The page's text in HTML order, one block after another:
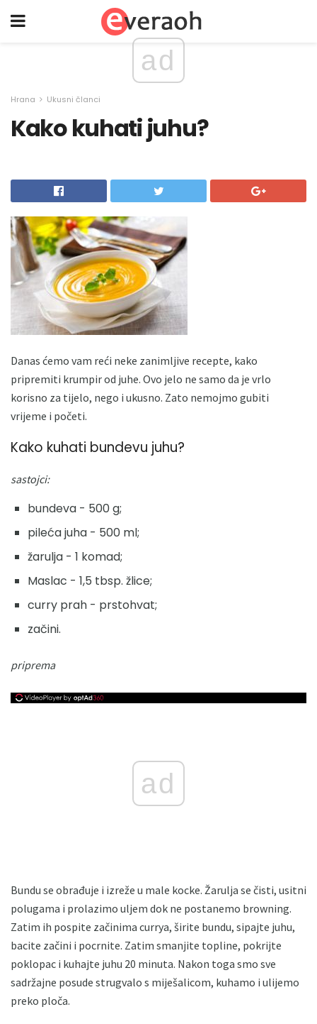
ad
Hrana Ukusni članci
Kako kuhati juhu?
Danas ćemo vam reći neke zanimljive recepte, kako
pripremiti krumpir od juhe. Ovo jelo ne samo da je vrlo
korisno za tijelo, nego i ukusno. Zato nemojmo gubiti
vrijeme i početi.
Kako kuhati bundevu juhu?
sastojci:
bundeva - 500 g;
pileća juha - 500 ml;
žarulja - 1 komad;
Maslac - 1,5 tbsp. žlice;
curry prah - prstohvat;
začini.
priprema
ad
Bundu se obrađuje i izreže u male kocke. Žarulja se čisti, usitni
polugama i prolazimo uljem dok ne postanemo browning.
Zatim ih pospite začinima currya, širite bundu, sipajte juhu,
bacite začini i pocrnite. Zatim smanjite topline, pokrijte
poklopac i kuhajte juhu 20 minuta. Nakon toga smo sve
sadržajne posude strugvalo s miješalicom, kuhamo i ulijemo
preko ploča.